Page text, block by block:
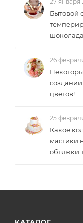
27 января
Бытовой
шоколада
26
цветов!
25
Какое
мастики
обтяжки